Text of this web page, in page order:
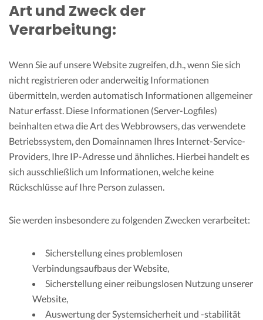
Art und Zweck der
Verarbeitung:
Wenn Sie auf unsere Website zugreifen, d.h., wenn Sie sich
nicht registrieren oder anderweitig Informationen
übermitteln, werden automatisch Informationen allgemeiner
Natur erfasst. Diese Informationen (Server-Logfiles)
beinhalten etwa die Art des Webbrowsers, das verwendete
Betriebssystem, den Domainnamen Ihres Internet-Service-
Providers, Ihre IP-Adresse und ähnliches. Hierbei handelt es
sich ausschließlich um Informationen, welche keine
Rückschlüsse auf Ihre Person zulassen.
Sie werden insbesondere zu folgenden Zwecken verarbeitet:
Sicherstellung eines problemlosen
Verbindungsaufbaus der Website,
Sicherstellung einer reibungslosen Nutzung unserer
Website,
Auswertung der Systemsicherheit und -stabilität